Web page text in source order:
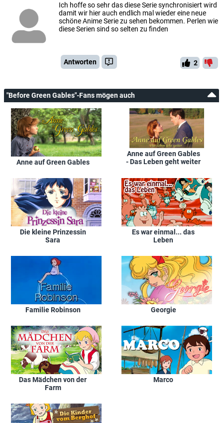
Ich hoffe so sehr das diese Serie synchronisiert wird
damit wir hier auch endlich mal wieder eine neue
schöne Anime Serie zu sehen bekommen. Perlen wie
diese Serien sind so selten zu finden
Antworten 2
"Before Green Gables"-Fans mögen auch
Anne auf Green Gables
Anne auf Green Gables
- Das Leben geht weiter
Die kleine Prinzessin
Sara
Es war einmal... das
Leben
Familie Robinson Georgie
Das Mädchen von der
Farm
Marco